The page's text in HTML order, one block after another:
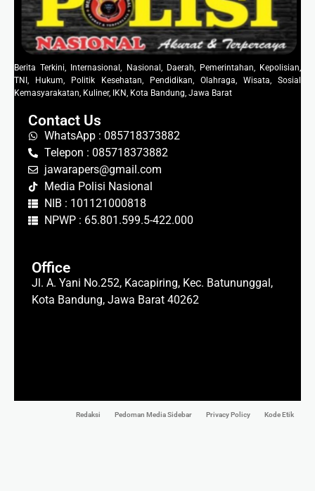
Berita Terkini, Internasional, Nasional, Daerah, Pemerintahan, Kepolisian,
TNI, Hukum, Politik Kesehatan, Pendidikan, Olahraga, Wisata, Sosial
Kemasyarakatan, Kuliner, IKN, Kota Bandung, Jawa Barat
Contact Us
WhatsApp : 085718373882
Telepon : 085718373882
jawarapers@gmail.com
Media Polisi Nasional
NIB : 101121000818
NPWP : 65.801.599.5-422.000
Office
Jl. A. Yani No.252, Kacapiring, Kec. Batununggal,
Kota Bandung, Jawa Barat 40262
Redaksi Pedoman Media Sidebar Privacy Policy Kode Etik